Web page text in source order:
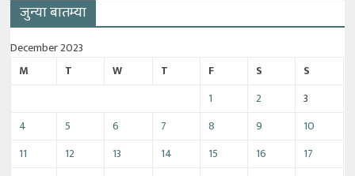
जुन्या बातम्या
December 2023
M
T W T F S
S
1
2
3
4
5 6 7 8 9
10
11
12 13 14 15 16
17